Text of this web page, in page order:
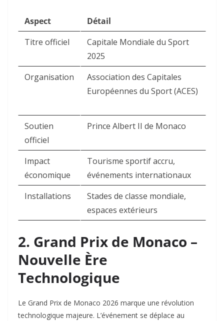
Aspect
Détail
Titre officiel
Capitale Mondiale du Sport
2025 ​
Organisation
Association des Capitales
Européennes du Sport (ACES)
Soutien
officiel
Prince Albert II de Monaco ​
Impact
économique
Tourisme sportif accru,
événements internationaux ​
Installations
Stades de classe mondiale,
espaces extérieurs ​
2. Grand Prix de Monaco –
Nouvelle Ère
Technologique
Le Grand Prix de Monaco 2026 marque une révolution
technologique majeure. L’événement se déplace au